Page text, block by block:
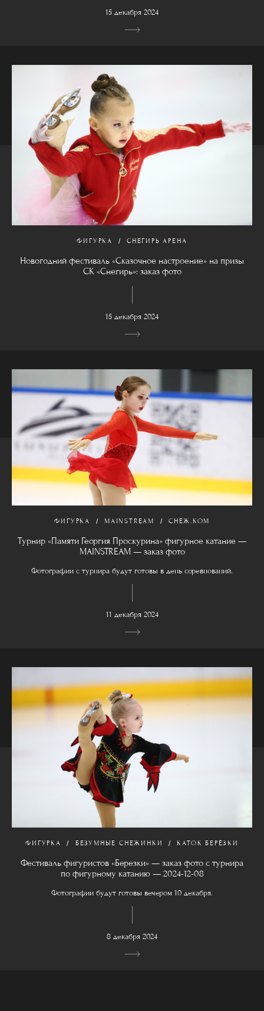
15 декабря 2024
ФИГУРКА СНЕГИРЬ АРЕНА
Новогодний фестиваль «Сказочное настроение» на призы
СК «Снегирь»: заказ фото
15 декабря 2024
ФИГУРКА MAINSTREAM СНЕЖ.КОМ
Турнир «Памяти Георгия Проскурина» фигурное катание —
MAINSTREAM — заказ фото
Фотографии с турнира будут готовы в день соревнований.
11 декабря 2024
ФИГУРКА БЕЗУМНЫЕ СНЕЖИНКИ КАТОК БЕРЁЗКИ
Фестиваль фигуристов «Березки» — заказ фото с турнира
по фигурному катанию — 2024-12-08
Фотографии будут готовы вечером 10 декабря.
8 декабря 2024